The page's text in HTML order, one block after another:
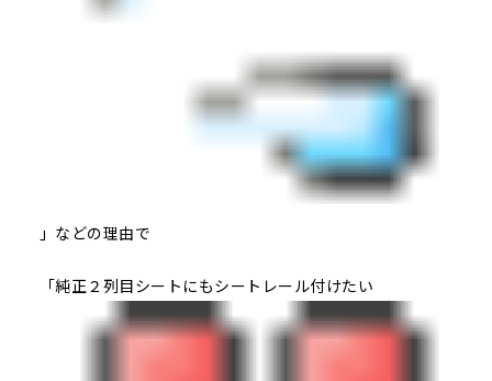
」などの理由で
「純正２列目シートにもシートレール付けたい